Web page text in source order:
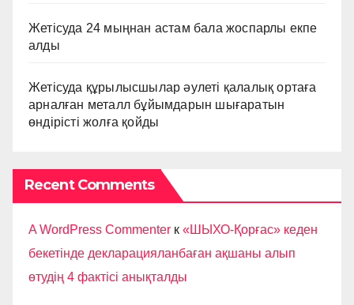
Жетісуда 24 мыңнан астам бала жоспарлы екпе
алды
Жетісуда құрылысшылар әулеті қалалық ортаға
арналған металл бұйымдарын шығаратын
өндірісті жолға қойды
Recent Comments
A WordPress Commenter к «ШЫХО-Қорғас» кеден
бекетінде декларацияланбаған ақшаны алып
өтудің 4 фактісі анықталды